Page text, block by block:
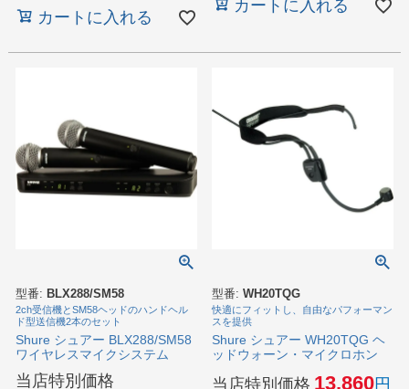
カートに入れる
カートに入れる
型番: BLX288/SM58
2ch受信機とSM58ヘッドのハンドヘル
ド型送信機2本のセット
Shure シュアー BLX288/SM58
ワイヤレスマイクシステム
当店特別価格
型番: WH20TQG
快適にフィットし、自由なパフォーマン
スを提供
Shure シュアー WH20TQG ヘ
ッドウォーン・マイクロホン
当店特別価格 13,860